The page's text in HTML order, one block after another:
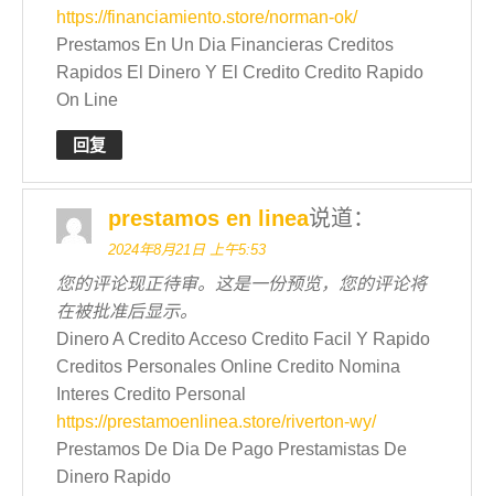
https://financiamiento.store/norman-ok/
Prestamos En Un Dia Financieras Creditos
Rapidos El Dinero Y El Credito Credito Rapido
On Line
回复
prestamos en linea说道：
2024年8月21日 上午5:53
您的评论现正待审。这是一份预览，您的评论将
在被批准后显示。
Dinero A Credito Acceso Credito Facil Y Rapido
Creditos Personales Online Credito Nomina
Interes Credito Personal
https://prestamoenlinea.store/riverton-wy/
Prestamos De Dia De Pago Prestamistas De
Dinero Rapido